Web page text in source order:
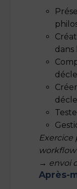
dans
Exercice
→ envoi
Après-